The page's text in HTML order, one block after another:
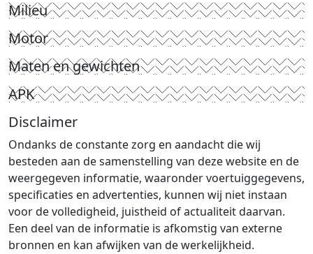
Milieu
Motor
Maten en gewichten
APK
Disclaimer
Ondanks de constante zorg en aandacht die wij
besteden aan de samenstelling van deze website en de
weergegeven informatie, waaronder voertuiggegevens,
specificaties en advertenties, kunnen wij niet instaan
voor de volledigheid, juistheid of actualiteit daarvan.
Een deel van de informatie is afkomstig van externe
bronnen en kan afwijken van de werkelijkheid.